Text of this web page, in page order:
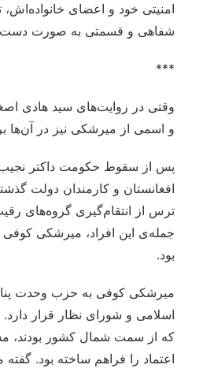
امنیتی خود و اعضای
شفاهی و قسمتی به صورت
***
وقتی در روایت‌های سید هادی
و اسمی از میرشکی نیز در آن‌ها
پس از سقوط حکومت داکتر
افغانستان و کارمندان دولت
ترس از انتقام‌گیری گروه‌های رقیب
جمله‌ی این افراد، میرشکی
بود.
میرشکی کوفی به حزب وحدت
اسلامی و شورای نظار قرار
که از سمت شمال کشور بودند،
اعتماد را فراهم ساخته بود.